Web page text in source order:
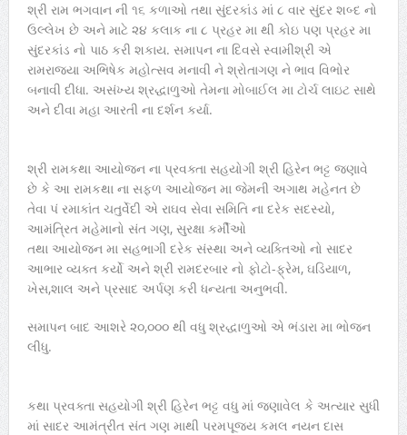
શ્રી રામ ભગવાન ની ૧૬ કળાઓ તથા સુંદરકાંડ માં ૮ વાર સુંદર શબ્દ નો
ઉલ્લેખ છે અને માટે ૨૪ કલાક ના ૮ પ્રહર મા થી કોઇ પણ પ્રહર મા
સુંદરકાંડ નો પાઠ કરી શકાય. સમાપન ના દિવસે સ્વામીશ્રી એ
રામરાજ્યા અભિષેક મહોત્સવ મનાવી ને શ્રોતાગણ ને ભાવ વિભોર
બનાવી દીધા. અસંખ્ય શ્રદ્ધાળુઓ તેમના મોબાઈલ મા ટોર્ચ લાઇટ સાથે
અને દીવા મહા આરતી ના દર્શન કર્યા.
શ્રી રામકથા આયોજન ના પ્રવક્તા સહયોગી શ્રી હિરેન ભટ્ટ જણાવે
છે કે આ રામકથા ના સફળ આયોજન મા જેમની અગાથ મહેનત છે
તેવા પં રમાકાંત ચતુર્વેદી એ રાઘવ સેવા સમિતિ ના દરેક સદસ્યો,
આમંત્રિત મહેમાનો સંત ગણ, સુરક્ષા કર્મીઓ
તથા આયોજન મા સહભાગી દરેક સંસ્થા અને વ્યક્તિઓ નો સાદર
આભાર વ્યક્ત કર્યો અને શ્રી રામદરબાર નો ફોટો-ફ્રેમ, ઘડિયાળ,
ખેસ,શાલ અને પ્રસાદ અર્પણ કરી ધન્યતા અનુભવી.
સમાપન બાદ આશરે ૨૦,૦૦૦ થી વધુ શ્રદ્ધાળુઓ એ ભંડારા મા ભોજન
લીધુ.
કથા પ્રવક્તા સહયોગી શ્રી હિરેન ભટ્ટ વધુ માં જણાવેલ કે અત્યાર સુધી
માં સાદર આમંત્રીત સંત ગણ માથી પરમપૂજ્ય કમલ નયન દાસ